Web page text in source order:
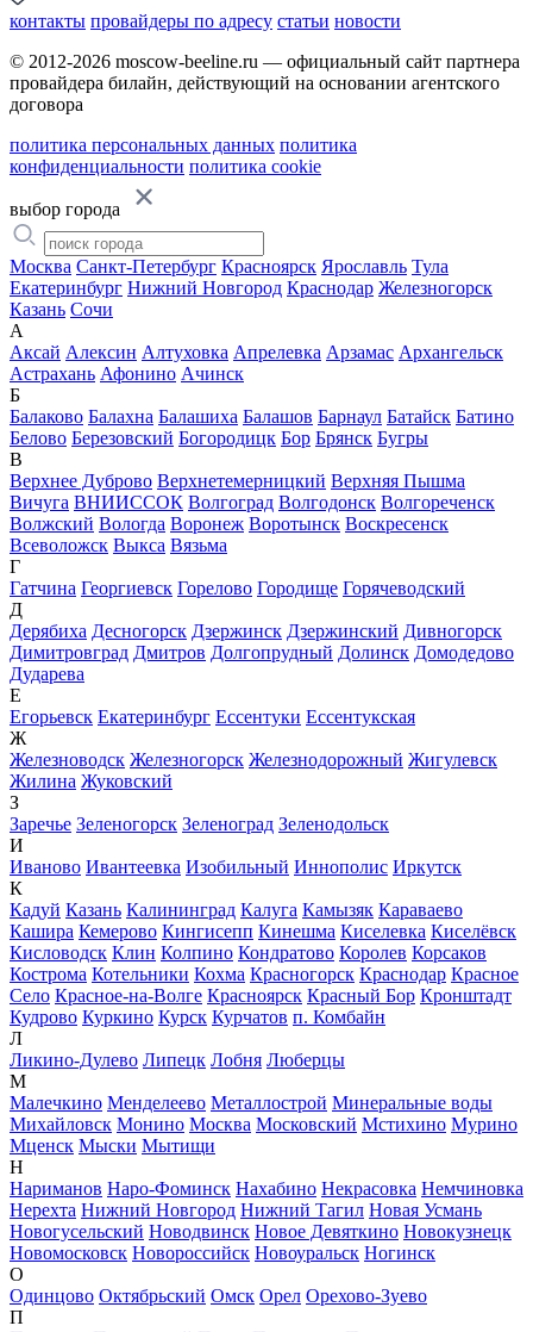
контакты провайдеры по адресу статьи новости
© 2012-2026 moscow-beeline.ru — официальный сайт партнера
провайдера билайн, действующий на основании агентского
договора
политика персональных данных политика
конфиденциальности политика cookie
выбор города
Москва Санкт-Петербург Красноярск Ярославль Тула
Екатеринбург Нижний Новгород Краснодар Железногорск
Казань Сочи
А
Аксай Алексин Алтуховка Апрелевка Арзамас Архангельск
Астрахань Афонино Ачинск
Б
Балаково Балахна Балашиха Балашов Барнаул Батайск Батино
Белово Березовский Богородицк Бор Брянск Бугры
В
Верхнее Дуброво Верхнетемерницкий Верхняя Пышма
Вичуга ВНИИССОК Волгоград Волгодонск Волгореченск
Волжский Вологда Воронеж Воротынск Воскресенск
Всеволожск Выкса Вязьма
Г
Гатчина Георгиевск Горелово Городище Горячеводский
Д
Дерябиха Десногорск Дзержинск Дзержинский Дивногорск
Димитровград Дмитров Долгопрудный Долинск Домодедово
Дударева
Е
Егорьевск Екатеринбург Ессентуки Ессентукская
Ж
Железноводск Железногорск Железнодорожный Жигулевск
Жилина Жуковский
З
Заречье Зеленогорск Зеленоград Зеленодольск
И
Иваново Ивантеевка Изобильный Иннополис Иркутск
К
Кадуй Казань Калининград Калуга Камызяк Караваево
Кашира Кемерово Кингисепп Кинешма Киселевка Киселёвск
Кисловодск Клин Колпино Кондратово Королев Корсаков
Кострома Котельники Кохма Красногорск Краснодар Красное
Село Красное-на-Волге Красноярск Красный Бор Кронштадт
Кудрово Куркино Курск Курчатов п. Комбайн
Л
Ликино-Дулево Липецк Лобня Люберцы
М
Малечкино Менделеево Металлострой Минеральные воды
Михайловск Монино Москва Московский Мстихино Мурино
Мценск Мыски Мытищи
Н
Нариманов Наро-Фоминск Нахабино Некрасовка Немчиновка
Нерехта Нижний Новгород Нижний Тагил Новая Усмань
Новогусельский Новодвинск Новое Девяткино Новокузнецк
Новомосковск Новороссийск Новоуральск Ногинск
О
Одинцово Октябрьский Омск Орел Орехово-Зуево
П